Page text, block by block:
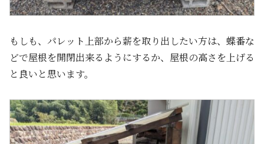
もしも、パレット上部から薪を取り出したい方は、蝶番な
どで屋根を開閉出来るようにするか、屋根の高さを上げる
と良いと思います。